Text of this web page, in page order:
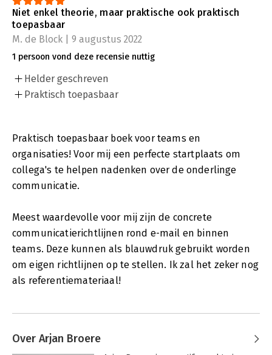
Niet enkel theorie, maar praktische ook praktisch
toepasbaar
M. de Block | 9 augustus 2022
1 persoon vond deze recensie nuttig
Helder geschreven
Praktisch toepasbaar
Praktisch toepasbaar boek voor teams en
organisaties! Voor mij een perfecte startplaats om
collega's te helpen nadenken over de onderlinge
communicatie.
Meest waardevolle voor mij zijn de concrete
communicatierichtlijnen rond e-mail en binnen
teams. Deze kunnen als blauwdruk gebruikt worden
om eigen richtlijnen op te stellen. Ik zal het zeker nog
als referentiemateriaal!
Over Arjan Broere